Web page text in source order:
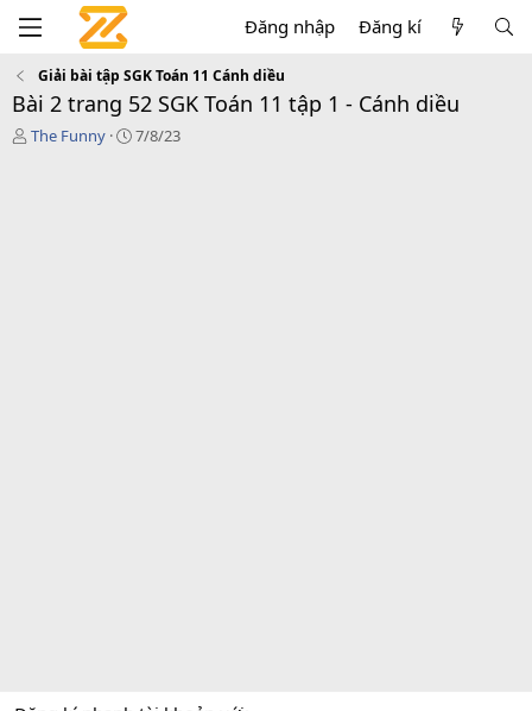
Đăng nhập Đăng kí
Giải bài tập SGK Toán 11 Cánh diều
Bài 2 trang 52 SGK Toán 11 tập 1 - Cánh diều
T
The Funny
C
7/8/23